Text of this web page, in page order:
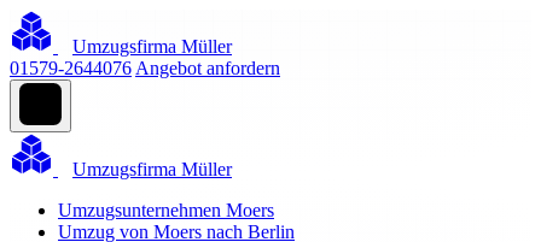
Umzugsfirma Müller
01579-2644076 Angebot anfordern
Umzugsfirma Müller
Umzugsunternehmen Moers
Umzug von Moers nach Berlin